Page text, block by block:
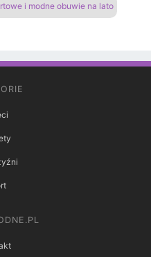
i modne obuwie na lato